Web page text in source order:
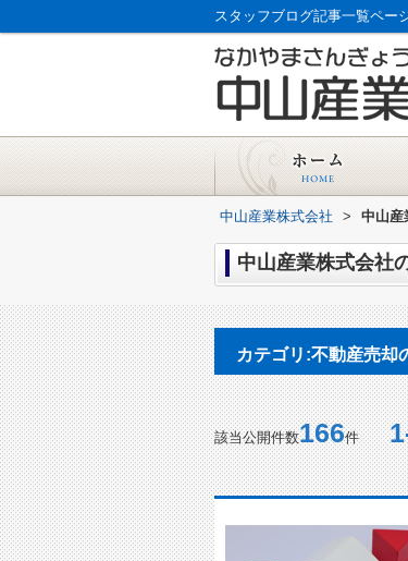
中山産業株式会社 > 中山産
中山産業株式会社
カテゴリ:不動産売却
該当公開件数166件1-